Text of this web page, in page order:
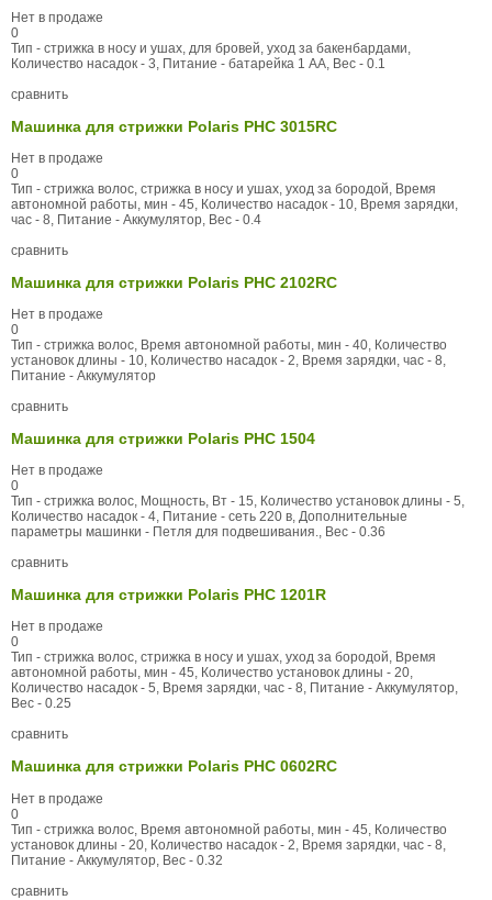
Нет в продаже
0
Тип - стрижка в носу и ушах, для бровей, уход за бакенбардами,
Количество насадок - 3, Питание - батарейка 1 АА, Вес - 0.1
сравнить
Машинка для стрижки Polaris PHC 3015RC
Нет в продаже
0
Тип - стрижка волос, стрижка в носу и ушах, уход за бородой, Время
автономной работы, мин - 45, Количество насадок - 10, Время зарядки,
час - 8, Питание - Аккумулятор, Вес - 0.4
сравнить
Машинка для стрижки Polaris PHC 2102RC
Нет в продаже
0
Тип - стрижка волос, Время автономной работы, мин - 40, Количество
установок длины - 10, Количество насадок - 2, Время зарядки, час - 8,
Питание - Аккумулятор
сравнить
Машинка для стрижки Polaris PHC 1504
Нет в продаже
0
Тип - стрижка волос, Мощность, Вт - 15, Количество установок длины - 5,
Количество насадок - 4, Питание - сеть 220 в, Дополнительные
параметры машинки - Петля для подвешивания., Вес - 0.36
сравнить
Машинка для стрижки Polaris PHC 1201R
Нет в продаже
0
Тип - стрижка волос, стрижка в носу и ушах, уход за бородой, Время
автономной работы, мин - 45, Количество установок длины - 20,
Количество насадок - 5, Время зарядки, час - 8, Питание - Аккумулятор,
Вес - 0.25
сравнить
Машинка для стрижки Polaris PHC 0602RC
Нет в продаже
0
Тип - стрижка волос, Время автономной работы, мин - 45, Количество
установок длины - 20, Количество насадок - 2, Время зарядки, час - 8,
Питание - Аккумулятор, Вес - 0.32
сравнить